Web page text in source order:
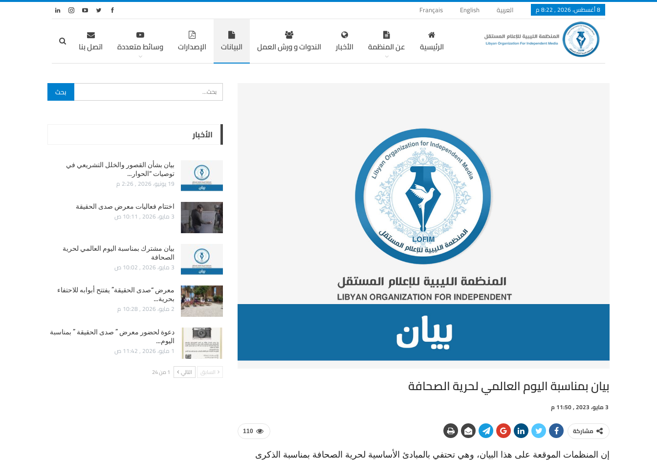
8 أغسطس، 2026 , 8:22 م العربية English
Français
الرئيسية عن المنظمة الأخبار الندوات و ورش العمل البيانات الإصدارات وسائط متعددة اتصل بنا
بيان بمناسبة اليوم العالمي لحرية الصحافة
3 مايو، 2023 , 11:50 م
110 مشاركة
إن المنظمات الموقعة على هذا البيان، وهي تحتفي بالمبادئ الأساسية لحرية الصحافة بمناسبة الذكرى
الأخبار
بيان بشأن القصور والخلل التشريعي في
توصيات “الحوار…
19 يونيو، 2026 , 2:26 م
اختتام فعاليات معرض صدى الحقيقة
3 مايو، 2026 , 10:11 ص
بيان مشترك بمناسبة اليوم العالمي لحرية
الصحافة
3 مايو، 2026 , 10:02 ص
معرض “صدى الحقيقة” يفتتح أبوابه للاحتفاء
بحرية…
2 مايو، 2026 , 10:28 م
دعوة لحضور معرض ” صدى الحقيقة ” بمناسبة
اليوم…
1 مايو، 2026 , 11:42 ص
السابق التالي 1 من 24